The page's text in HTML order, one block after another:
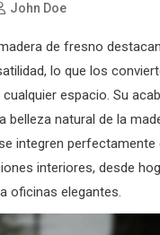
John Doe
de fresno
lo que los
espacio. Su
belleza natural de la
integren perfectamente
interiores, desde
oficinas elegantes.